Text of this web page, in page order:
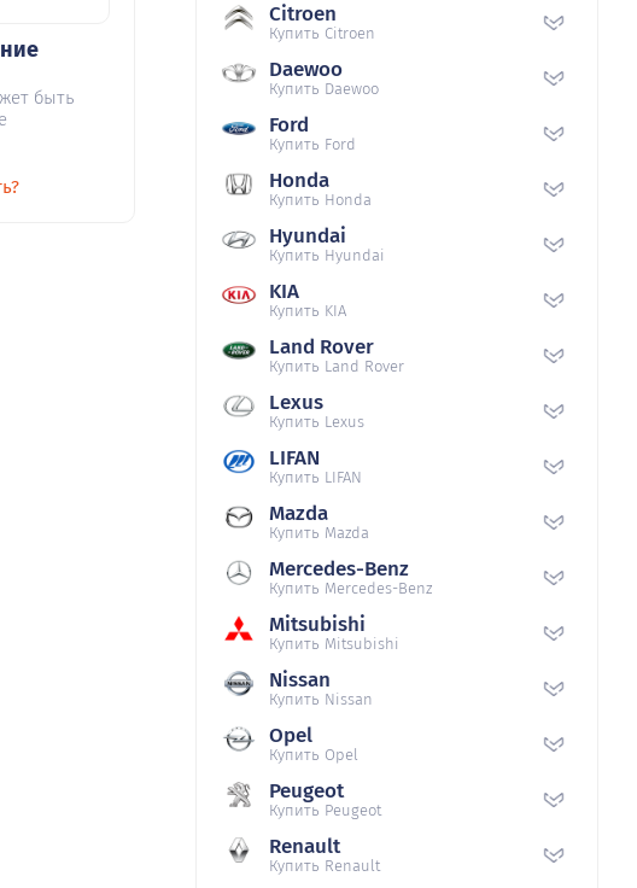
быть
Citroen
Купить Citroen
Daewoo
Купить Daewoo
Ford
Купить Ford
Honda
Купить Honda
Hyundai
Купить Hyundai
KIA
Купить KIA
Land Rover
Купить Land Rover
Lexus
Купить Lexus
LIFAN
Купить LIFAN
Mazda
Купить Mazda
Mercedes-Benz
Купить Mercedes-Benz
Mitsubishi
Купить Mitsubishi
Nissan
Купить Nissan
Opel
Купить Opel
Peugeot
Купить Peugeot
Renault
Купить Renault